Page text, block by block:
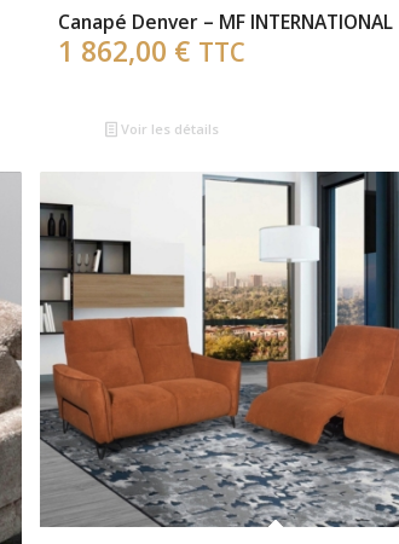
Canapé Denver – MF INTERNATIONAL
1 862,00 € TTC
Voir les détails